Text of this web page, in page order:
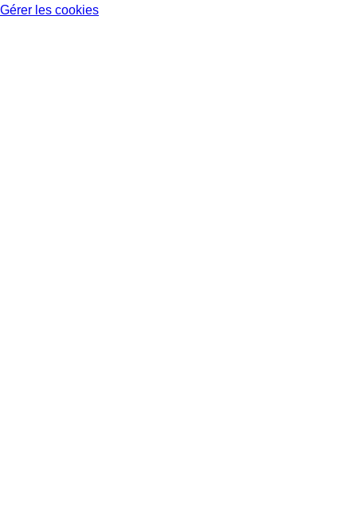
Gérer les cookies